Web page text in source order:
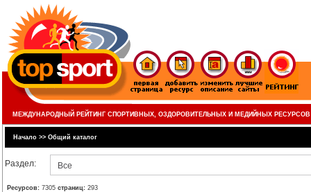
МЕЖДУНАРОДНЫЙ РЕЙТИНГ СПОРТИВНЫХ, ОЗДОРОВИТЕЛЬНЫХ И МЕДИЙНЫХ РЕСУРСОВ
Начало >> Общий каталог
Раздел: Все
Ресурсов: 7305 страниц: 293